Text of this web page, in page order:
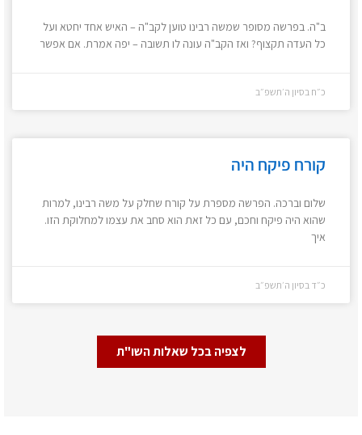
ב"ה. בפרשה מסופר שמשה רבינו טוען לקב"ה – האיש אחד יחטא ועל
כל העדה תקצוף? ואז הקב"ה עונה לו תשובה – יפה אמרת. אם אפשר
כ״ח בסיון ה׳תשפ״ב
קורח פיקח היה
שלום וברכה. הפרשה מספרת על קורח שחלק על משה רבינו, למרות
שהוא היה פיקח וחכם, עם כל זאת הוא סחב את עצמו למחלוקת הזו.
איך
כ״ד בסיון ה׳תשפ״ב
לצפיה בכל שאלות השו"ת